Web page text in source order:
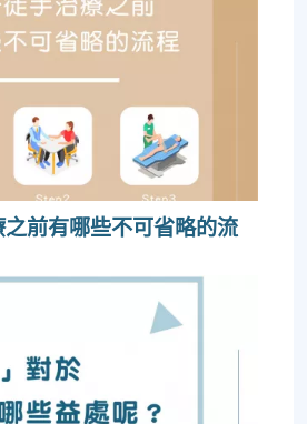
前有哪些不可省略的流